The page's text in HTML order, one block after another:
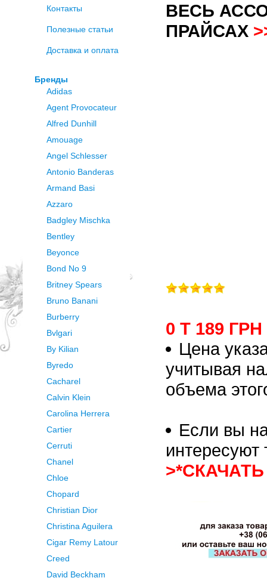
Контакты
Полезные статьи
Доставка и оплата
Бренды
Adidas
Agent Provocateur
Alfred Dunhill
Amouage
Angel Schlesser
Antonio Banderas
Armand Basi
Azzaro
Badgley Mischka
Bentley
Beyonce
Bond No 9
Britney Spears
Bruno Banani
Burberry
Bvlgari
By Kilian
Byredo
Cacharel
Calvin Klein
Carolina Herrera
Cartier
Cerruti
Chanel
Chloe
Chopard
Christian Dior
Christina Aguilera
Cigar Remy Latour
Creed
David Beckham
ВЕСЬ
ПРАЙСАХ
0 Т 189 ГРН
Цена
учитывая
объема
Если вы